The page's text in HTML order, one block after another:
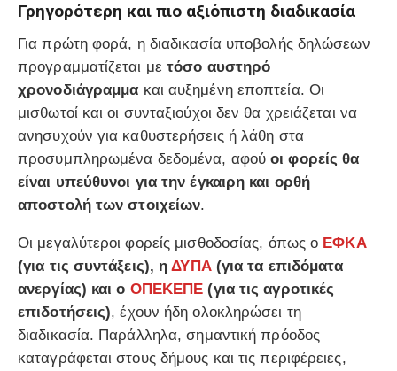
Γρηγορότερη και πιο αξιόπιστη διαδικασία
Για πρώτη φορά, η διαδικασία υποβολής δηλώσεων
προγραμματίζεται μετόσο αυστηρό
χρονοδιάγραμμα και αυξημένη εποπτεία. Οι
μισθωτοί και οι συνταξιούχοι δεν θα χρειάζεται να
ανησυχούν για καθυστερήσεις ή λάθη στα
προσυμπληρωμένα δεδομένα, αφούοι φορείς θα
είναι υπεύθυνοι για την έγκαιρη και ορθή
αποστολή των στοιχείων.
Οι μεγαλύτεροι φορείς μισθοδοσίας, όπως ο ΕΦΚΑ
(για τις συντάξεις), ηΔΥΠΑ(για τα επιδόματα
ανεργίας) και ο ΟΠΕΚΕΠΕ (για τις αγροτικές
επιδοτήσεις), έχουν ήδη ολοκληρώσει τη
διαδικασία. Παράλληλα, σημαντική πρόοδος
καταγράφεται στους δήμους και τις περιφέρειες,